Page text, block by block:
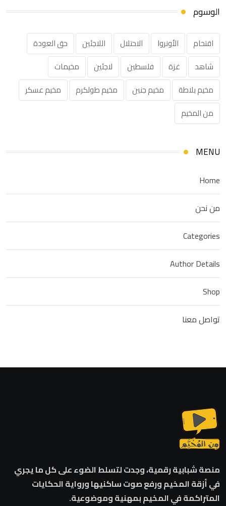
الوسوم
اقتحام الأونروا الاحتلال اللاجئين
حق العودة
شاهد
غزة فلسطين لاجئين
مخيمات
مخيم بلاطة
مخيم جنين مخيم طولكرم
مخيم عسكر
من المخيم
MENU
Home
من نحن
Categories
Author Details
Shop
تواصل معنا
منصة شبابية رقمية، وجدت لتسلط الضوء على كل ما يجري
في أزقة المخيم ورفع صوت ساكنيها ورواية الحكايات
المتراكمة في المخيم بمهنية وموضوعية.